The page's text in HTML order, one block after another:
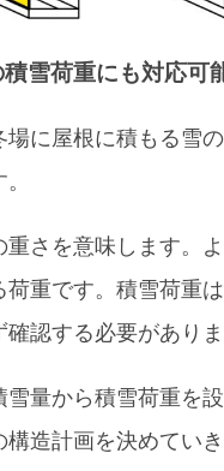
雪荷重にも対応可
に屋根に積もる雪
さを意味します。
重です。積雪荷重
認する必要があり
量から積雪荷重を
造計画を決めてい